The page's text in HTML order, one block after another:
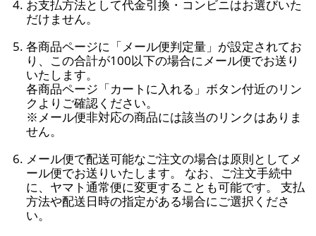
お支払方法として代金引換・コンビニはお選びいた
だけません。
各商品ページに「メール便判定量」が設定されてお
り、この合計が100以下の場合にメール便でお送り
いたします。
各商品ページ「カートに入れる」ボタン付近のリン
クよりご確認ください。
※メール便非対応の商品には該当のリンクはありま
せん。
メール便で配送可能なご注文の場合は原則としてメ
ール便でお送りいたします。 なお、ご注文手続中
に、ヤマト通常便に変更することも可能です。 支払
方法や配送日時の指定がある場合にご選択くださ
い。